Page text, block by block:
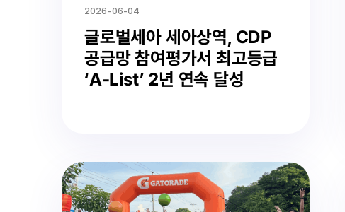
2026-06-04
글로벌세아 세아상역, CDP
공급망 참여평가서 최고등급
‘A-List’ 2년 연속 달성